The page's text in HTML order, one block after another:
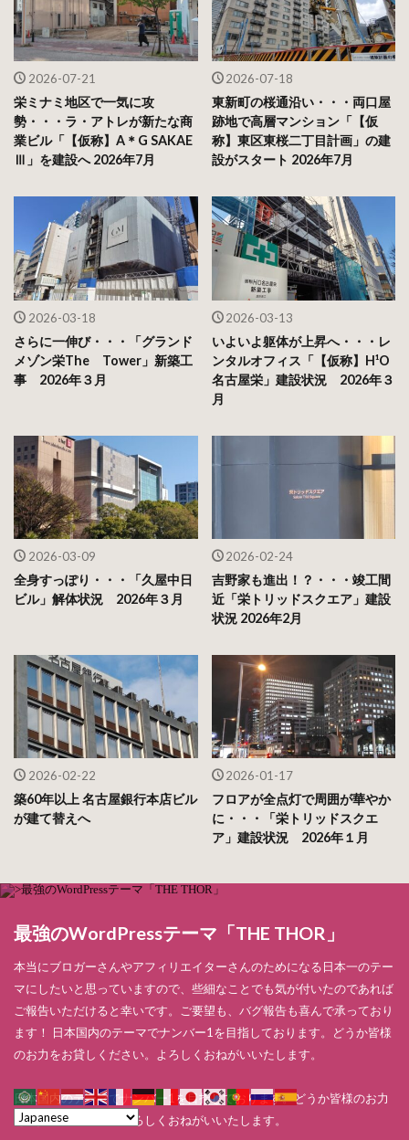
2026-07-21
栄ミナミ地区で一気に攻
勢・・・ラ・アトレが新たな商
業ビル「【仮称】A＊G SAKAE
Ⅲ」を建設へ 2026年7月
2026-07-18
東新町の桜通沿い・・・両口屋
跡地で高層マンション「【仮
称】東区東桜二丁目計画」の建
設がスタート 2026年7月
2026-03-18
さらに一伸び・・・「グランド
メゾン栄The Tower」新築工
事 2026年３月
2026-03-13
いよいよ躯体が上昇へ・・・レ
ンタルオフィス「【仮称】H¹O
名古屋栄」建設状況 2026年３
月
2026-03-09
全身すっぽり・・・「久屋中日
ビル」解体状況 2026年３月
2026-02-24
吉野家も進出！？・・・竣工間
近「栄トリッドスクエア」建設
状況 2026年2月
2026-02-22
築60年以上 名古屋銀行本店ビル
が建て替えへ
2026-01-17
フロアが全点灯で周囲が華やか
に・・・「栄トリッドスクエ
ア」建設状況 2026年１月
最強のWordPressテーマ「THE THOR」
本当にブロガーさんやアフィリエイターさんのためになる日本一のテー
マにしたいと思っていますので、些細なことでも気が付いたのであれば
ご報告いただけると幸いです。ご要望も、バグ報告も喜んで承っており
ます！ 日本国内のテーマでナンバー1を目指しております。どうか皆様
のお力をお貸しください。よろしくおねがいいたします。
日本国内のテーマでナンバー1を目指しております。どうか皆様のお力
をお貸しください。よろしくおねがいいたします。